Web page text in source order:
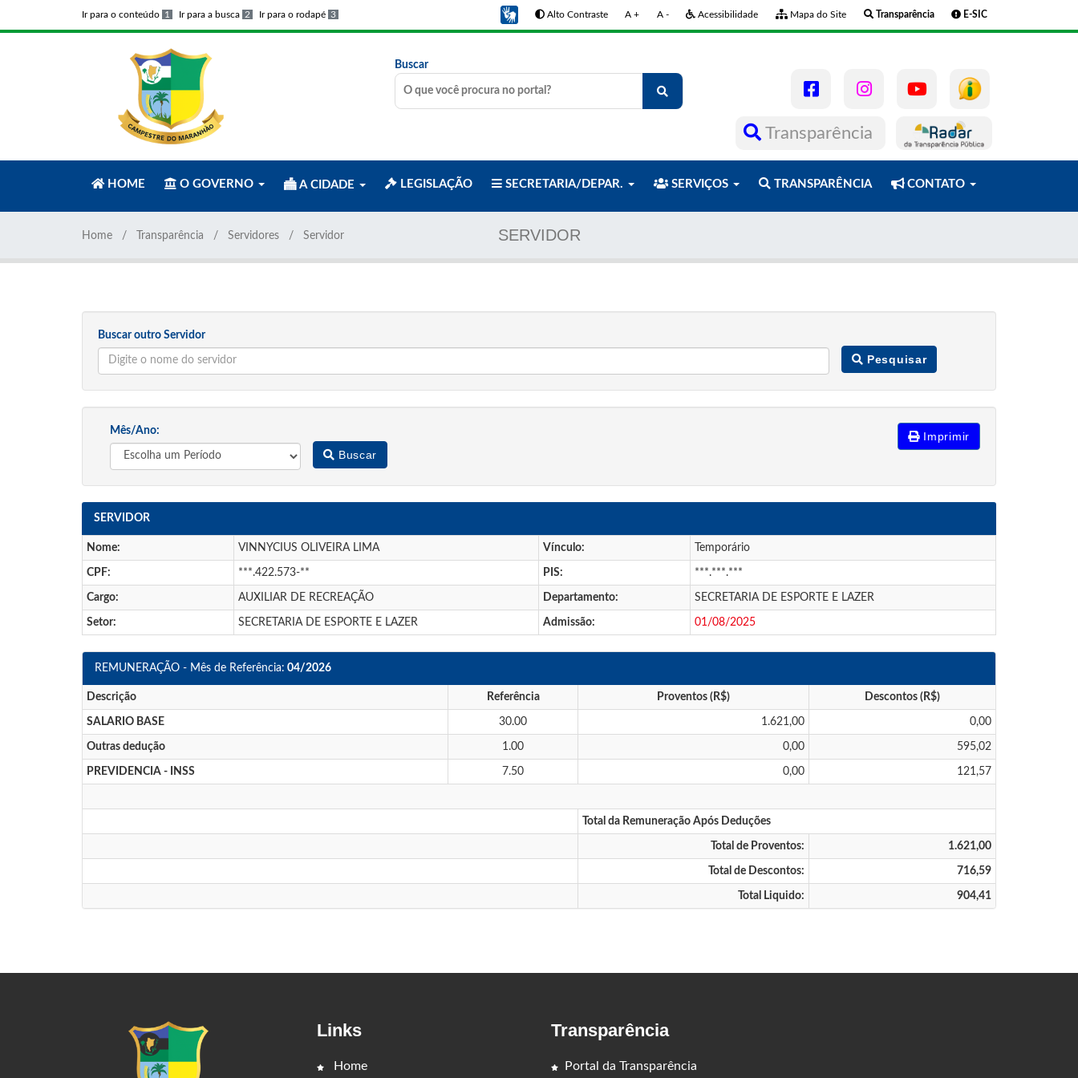
Ir para o conteúdo 1 Ir para a busca 2 Ir para o rodapé 3 Alto Contraste A + A - Acessibilidade Mapa do Site Transparência E-SIC
Buscar
Transparência
HOME O GOVERNO A CIDADE LEGISLAÇÃO SECRETARIA/DEPAR. SERVIÇOS TRANSPARÊNCIA CONTATO
SERVIDOR
Home Transparência Servidores Servidor
Buscar outro Servidor
Pesquisar
Mês/Ano:
Buscar
Imprimir
SERVIDOR
Nome: VINNYCIUS OLIVEIRA LIMA Vínculo: Temporário
CPF: ***.422.573-** PIS: ***.***.***
Cargo: AUXILIAR DE RECREAÇÃO Departamento: SECRETARIA DE ESPORTE E LAZER
Setor: SECRETARIA DE ESPORTE E LAZER Admissão: 01/08/2025
REMUNERAÇÃO - Mês de Referência: 04/2026
Descrição Referência Proventos (R$) Descontos (R$)
SALARIO BASE 30.00 1.621,00 0,00
Outras dedução 1.00 0,00 595,02
PREVIDENCIA - INSS 7.50 0,00 121,57
Total da Remuneração Após Deduções
Total de Proventos: 1.621,00
Total de Descontos: 716,59
Total Liquido: 904,41
Links
Home
Transparência
Portal da Transparência